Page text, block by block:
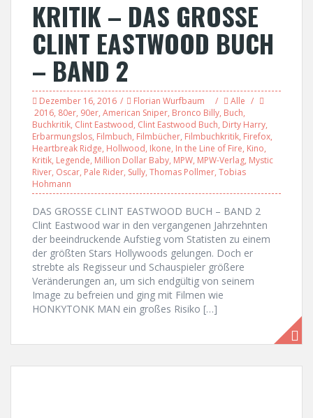
KRITIK – DAS GROSSE
CLINT EASTWOOD BUCH
– BAND 2
Dezember 16, 2016 Florian Wurfbaum
Alle
2016, 80er, 90er, American Sniper, Bronco Billy, Buch,
Buchkritik, Clint Eastwood, Clint Eastwood Buch, Dirty Harry,
Erbarmungslos, Filmbuch, Filmbücher, Filmbuchkritik, Firefox,
Heartbreak Ridge, Hollwood, Ikone, In the Line of Fire, Kino,
Kritik, Legende, Million Dollar Baby, MPW, MPW-Verlag, Mystic
River, Oscar, Pale Rider, Sully, Thomas Pollmer, Tobias
Hohmann
DAS GROSSE CLINT EASTWOOD BUCH – BAND 2
Clint Eastwood war in den vergangenen Jahrzehnten
der beeindruckende Aufstieg vom Statisten zu einem
der größten Stars Hollywoods gelungen. Doch er
strebte als Regisseur und Schauspieler größere
Veränderungen an, um sich endgültig von seinem
Image zu befreien und ging mit Filmen wie
HONKYTONK MAN ein großes Risiko […]